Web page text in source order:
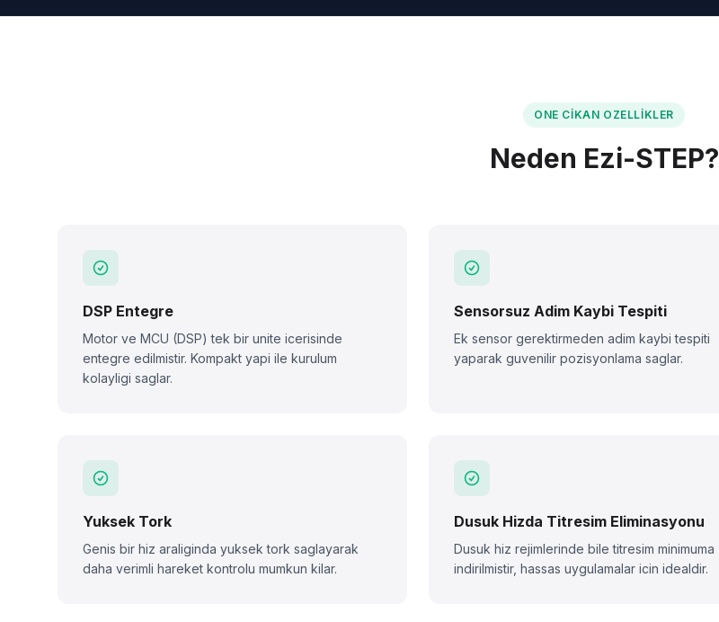
ONE CIKAN OZELLIKLER
Neden Ezi-STEP?
DSP Entegre
Motor ve MCU (DSP) tek bir unite icerisinde
entegre edilmistir. Kompakt yapi ile kurulum
kolayligi saglar.
Sensorsuz Adim Kaybi Tespiti
Ek sensor gerektirmeden adim kaybi tespiti
yaparak guvenilir pozisyonlama saglar.
Yuksek Tork
Genis bir hiz araliginda yuksek tork saglayarak
daha verimli hareket kontrolu mumkun kilar.
Dusuk Hizda Titresim Eliminasyonu
Dusuk hiz rejimlerinde bile titresim minimuma
indirilmistir, hassas uygulamalar icin idealdir.